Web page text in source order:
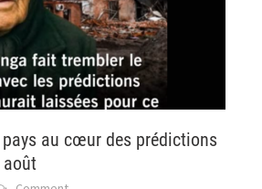
au cœur des prédictions